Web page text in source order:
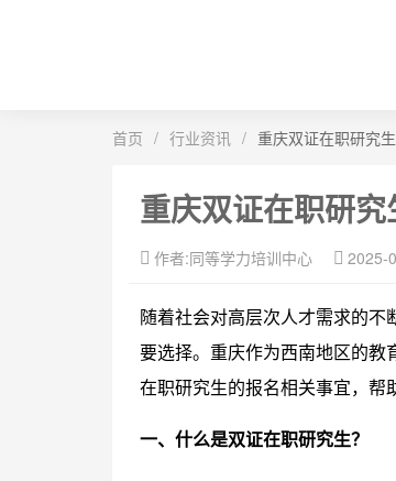
首页 / 行业资讯 / 重庆双证在职研究
重庆双证在职研究
作者:同等学力培训中心 2025-
随着社会对高层次人才需求的
要选择。重庆作为西南地区的教
在职研究生的报名相关事宜，帮
一、什么是双证在职研究生？